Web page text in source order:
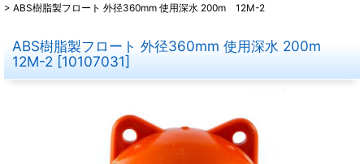
> ABS樹脂製フロート 外径360mm 使用深水 200m 12M-2
ABS樹脂製フロート 外径360mm 使用深水 200m
12M-2 [10107031]